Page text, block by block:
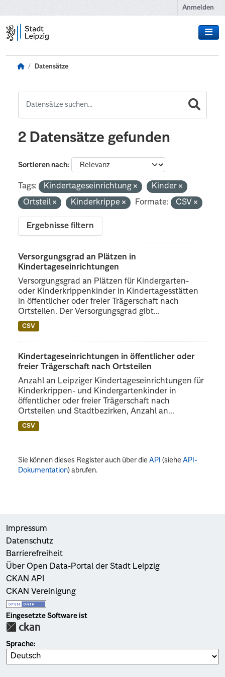
Anmelden
Datensätze
2 Datensätze gefunden
Sortieren nach
Tags: Kindertageseinrichtung
Kinder
Ortsteil
Kinderkrippe Formate: CSV
Ergebnisse filtern
Versorgungsgrad an Plätzen in
Kindertageseinrichtungen
Versorgungsgrad an Plätzen für Kindergarten-
oder Kinderkrippenkinder in Kindertagesstätten
in öffentlicher oder freier Trägerschaft nach
Ortsteilen. Der Versorgungsgrad gibt...
CSV
Kindertageseinrichtungen in öffentlicher oder
freier Trägerschaft nach Ortsteilen
Anzahl an Leipziger Kindertageseinrichtungen für
Kinderkrippen- und Kindergartenkinder in
öffentlicher oder freier Trägerschaft nach
Ortsteilen und Stadtbezirken, Anzahl an...
CSV
Sie können dieses Register auch über dieAPI (sieheAPI-
Dokumentation) abrufen.
Impressum
Datenschutz
Barrierefreiheit
Über Open Data-Portal der Stadt Leipzig
CKAN API
CKAN Vereinigung
Eingesetzte Software ist
Sprache